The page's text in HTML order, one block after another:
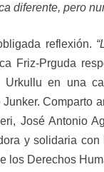
diferente, pero
reflexión.
Friz-Prguda
en una
Comparto
José Antonio
y solidaria
los Derechos